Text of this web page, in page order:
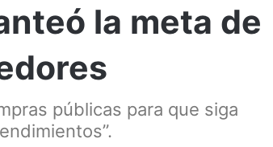
la meta de
públicas para que siga